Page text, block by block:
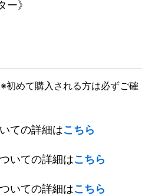
》
※初めて購入される方は必ずご確
ての詳細はこちら
いての詳細はこちら
いての詳細はこちら